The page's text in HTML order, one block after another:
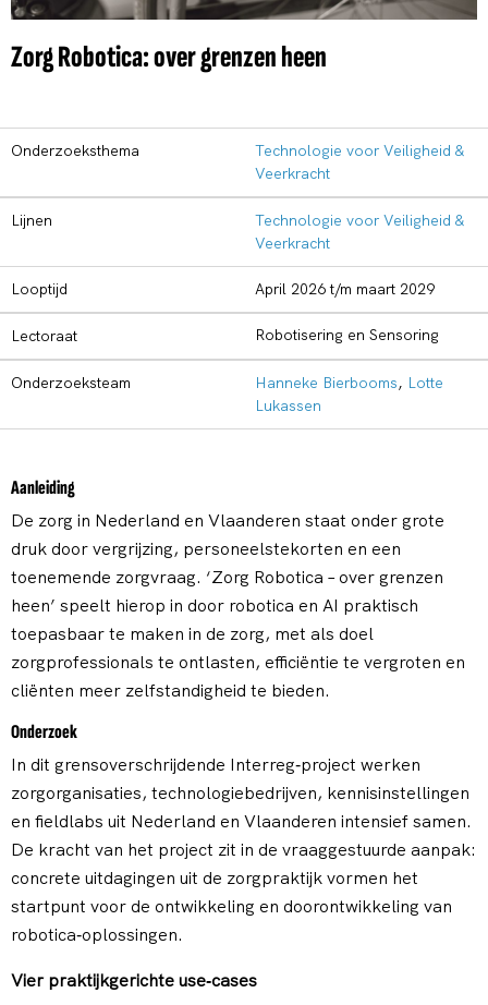
Zorg Robotica: over grenzen heen
Onderzoeksthema
Technologie voor Veiligheid &
Veerkracht
Lijnen
Technologie voor Veiligheid &
Veerkracht
Looptijd april 2026 t/m maart 2029
Lectoraat Robotisering en Sensoring
Onderzoeksteam Hanneke Bierbooms, Lotte
Lukassen
Aanleiding
De zorg in Nederland en Vlaanderen staat onder grote
druk door vergrijzing, personeelstekorten en een
toenemende zorgvraag. ‘Zorg Robotica – over grenzen
heen’ speelt hierop in door robotica en AI praktisch
toepasbaar te maken in de zorg, met als doel
zorgprofessionals te ontlasten, efficiëntie te vergroten en
cliënten meer zelfstandigheid te bieden.
Onderzoek
In dit grensoverschrijdende Interreg‑project werken
zorgorganisaties, technologiebedrijven, kennisinstellingen
en fieldlabs uit Nederland en Vlaanderen intensief samen.
De kracht van het project zit in de vraaggestuurde aanpak:
concrete uitdagingen uit de zorgpraktijk vormen het
startpunt voor de ontwikkeling en doorontwikkeling van
robotica‑oplossingen.
Vier praktijkgerichte use‑cases